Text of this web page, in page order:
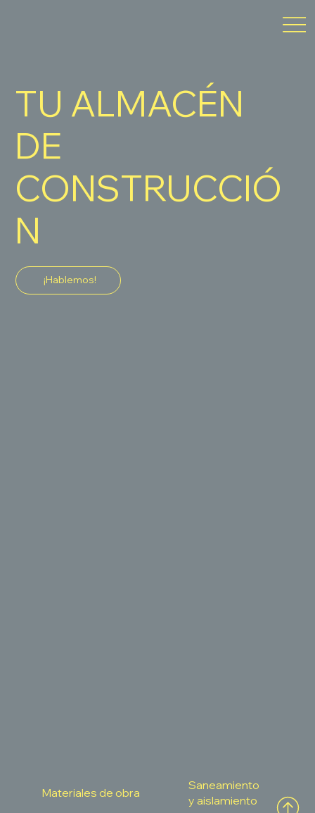
TU ALMACÉN
DE
CONSTRUCCIÓ
N
¡Hablemos!
Materiales de obra
Saneamiento
y aislamiento